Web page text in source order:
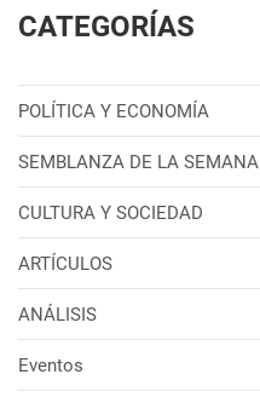
CATEGORÍAS
POLÍTICA Y ECONOMÍA
SEMBLANZA DE LA SEMANA
CULTURA Y SOCIEDAD
ARTÍCULOS
ANÁLISIS
Eventos